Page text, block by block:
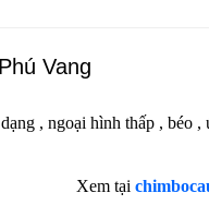
Vang
, ngoại hình thấp ,
Xem tại